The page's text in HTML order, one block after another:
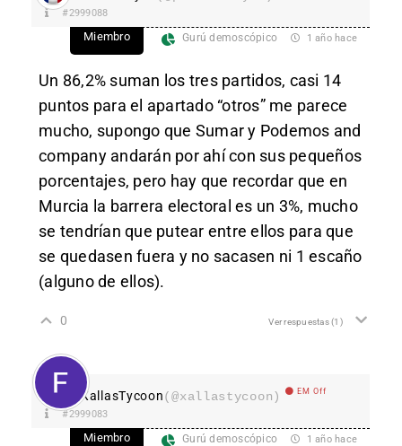
#2999088
Miembro Gurú demoscópico 1 año hace
Un 86,2% suman los tres partidos, casi 14
puntos para el apartado “otros” me parece
mucho, supongo que Sumar y Podemos and
company andarán por ahí con sus pequeños
porcentajes, pero hay que recordar que en
Murcia la barrera electoral es un 3%, mucho
se tendrían que putear entre ellos para que
se quedasen fuera y no sacasen ni 1 escaño
(alguno de ellos).
0 Ver respuestas(1)
XallasTycoon(@xallastycoon) EM Off
#2999083
Miembro Gurú demoscópico 1 año hace